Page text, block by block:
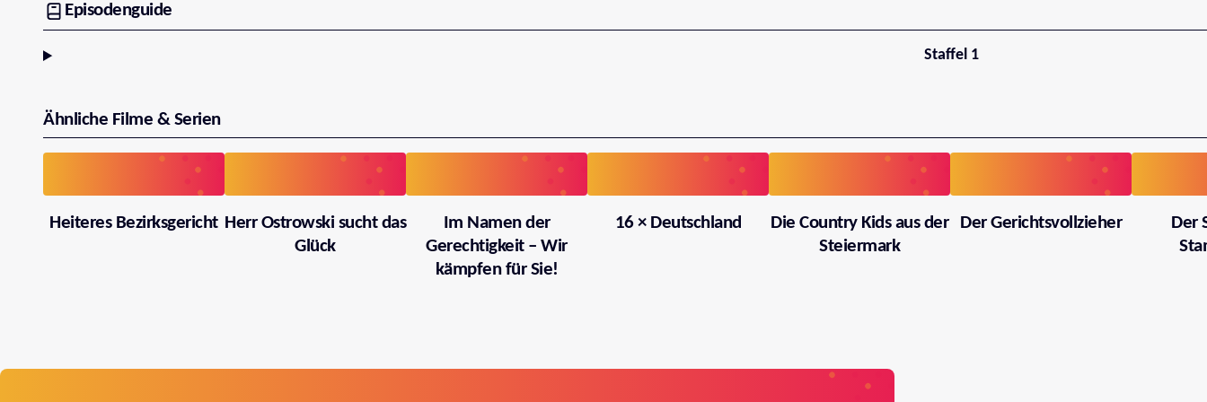
Episodenguide
Staffel 1
Ähnliche Filme & Serien
Heiteres Bezirksgericht Herr Ostrowski sucht das
Glück
Im Namen der
Gerechtigkeit – Wir
kämpfen für Sie!
16 × Deutschland
Die Country Kids aus der
Steiermark
Der Gerichtsvollzieher
Der